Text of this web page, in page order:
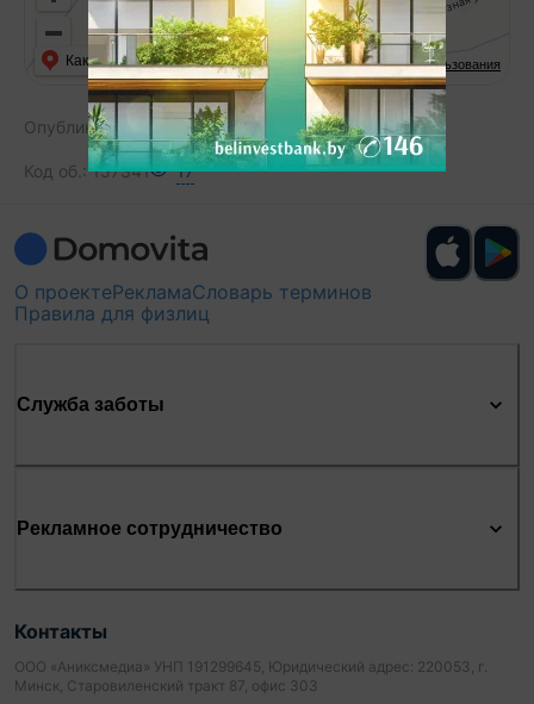
Условия использования
Как добраться API Карт
Опубликовано:04.07.2019
Код об.:157341 17
О проектеРекламаСловарь терминов
Правила для физлиц
Служба заботы
Рекламное сотрудничество
Контакты
ООО «Аниксмедиа» УНП 191299645, Юридический адрес: 220053, г.
Минск, Старовиленский тракт 87, офис 303